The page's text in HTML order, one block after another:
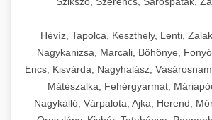
Hévíz, Tapolca, Keszthely, Lenti,
Nagykanizsa, Marcali, Böhönye,
Encs, Kisvárda, Nagyhalász,
Mátészalka, Fehérgyarmat,
Nagykálló, Várpalota, Ajka, Herend,